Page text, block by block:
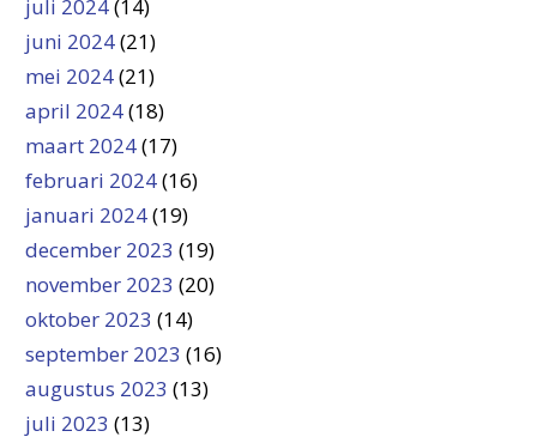
juli 2024(14)
juni 2024(21)
mei 2024(21)
april 2024(18)
maart 2024(17)
februari 2024(16)
januari 2024(19)
december 2023 (19)
november 2023 (20)
oktober 2023 (14)
september 2023 (16)
augustus 2023 (13)
juli 2023 (13)